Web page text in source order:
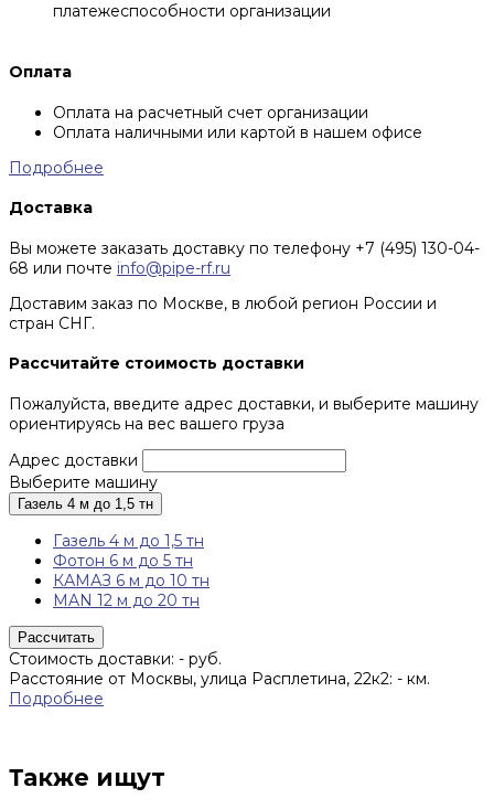
платежеспособности организации
Оплата
Оплата на расчетный счет организации
Оплата наличными или картой в нашем офисе
Подробнее
Доставка
Вы можете заказать доставку по телефону +7 (495) 130-04-
68 или почте info@pipe-rf.ru
Доставим заказ по Москве, в любой регион России и
стран СНГ.
Рассчитайте стоимость доставки
Пожалуйста, введите адрес доставки, и выберите машину
ориентируясь на вес вашего груза
Адрес доставки
Выберите машину
Газель 4 м до 1,5 тн
Газель 4 м до 1,5 тн
Фотон 6 м до 5 тн
КАМАЗ 6 м до 10 тн
MAN 12 м до 20 тн
Рассчитать
Стоимость доставки: - руб.
Расстояние от Москвы, улица Расплетина, 22к2: - км.
Подробнее
Также ищут